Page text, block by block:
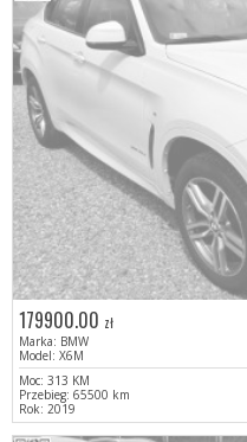
179900.00 zł
Marka: BMW
Model: X6M
Moc: 313 KM
Przebieg: 65500 km
Rok: 2019